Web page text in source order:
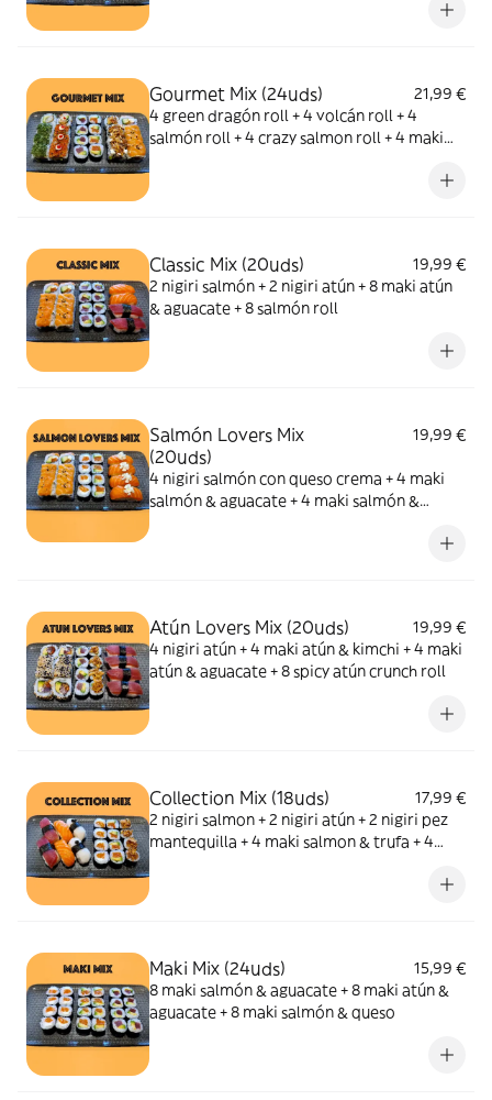
Gourmet Mix (24uds)
21,99 €
4 green dragón roll + 4 volcán roll + 4
salmón roll + 4 crazy salmon roll + 4 maki
Classic Mix (20uds)
19,99 €
2 nigiri salmón + 2 nigiri atún + 8 maki atún
& aguacate + 8 salmón roll
Salmón Lovers Mix
(20uds)
19,99 €
4 nigiri salmón con queso crema + 4 maki
salmón & aguacate + 4 maki salmón &
Atún Lovers Mix (20uds)
19,99 €
4 nigiri atún + 4 maki atún & kimchi + 4 maki
atún & aguacate + 8 spicy atún crunch roll
Collection Mix (18uds)
17,99 €
2 nigiri salmon + 2 nigiri atún + 2 nigiri pez
mantequilla + 4 maki salmon & trufa + 4
Maki Mix (24uds)
15,99 €
8 maki salmón & aguacate + 8 maki atún &
aguacate + 8 maki salmón & queso